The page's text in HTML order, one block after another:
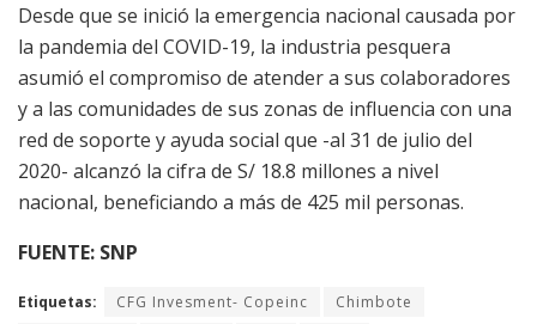
Desde que se inició la emergencia nacional causada por
la pandemia del COVID-19, la industria pesquera
asumió el compromiso de atender a sus colaboradores
y a las comunidades de sus zonas de influencia con una
red de soporte y ayuda social que -al 31 de julio del
2020- alcanzó la cifra de S/ 18.8 millones a nivel
nacional, beneficiando a más de 425 mil personas.
FUENTE: SNP
Etiquetas: CFG Invesment- Copeinc
Chimbote